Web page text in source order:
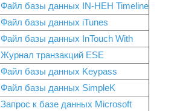
Файл базы данных IN-HEH Timeline
Файл базы данных iTunes
Файл базы данных InTouch With
Журнал транзакций ESE
Файл базы данных Keypass
Файл базы данных SimpleK
Запрос к базе данных Microsoft